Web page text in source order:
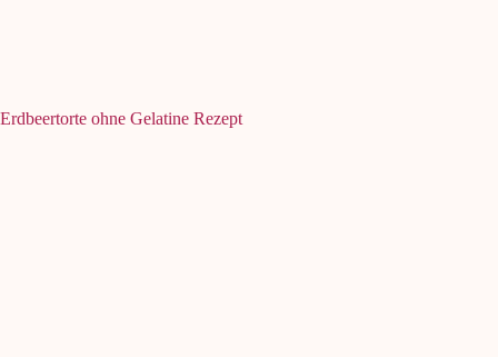
Erdbeertorte ohne Gelatine Rezept